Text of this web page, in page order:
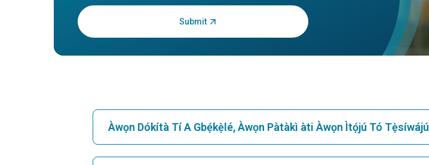
Tẹ OTP sii:
Àwọn Dókítà Tí A Gbẹ́kẹ̀lé, Àwọn Pàtàkì àti Àwọn Ìtọ́jú Tó Tẹ̀síwájú